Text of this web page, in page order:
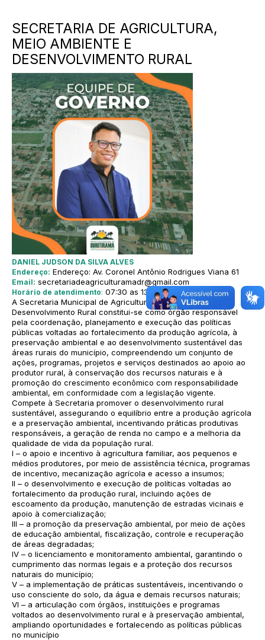
SECRETARIA DE AGRICULTURA,
MEIO AMBIENTE E
DESENVOLVIMENTO RURAL
DANIEL JUDSON DA SILVA ALVES
Endereço: Endereço: Av. Coronel Antônio Rodrigues Viana 61
Email: secretariadeagriculturamadr@gmail.com
Horário de atendimento: 07:30 as 13:30
A Secretaria Municipal de Agricultura, Meio Ambiente e
Desenvolvimento Rural constitui-se como órgão responsável
pela coordenação, planejamento e execução das políticas
públicas voltadas ao fortalecimento da produção agrícola, à
preservação ambiental e ao desenvolvimento sustentável das
áreas rurais do município, compreendendo um conjunto de
ações, programas, projetos e serviços destinados ao apoio ao
produtor rural, à conservação dos recursos naturais e à
promoção do crescimento econômico com responsabilidade
ambiental, em conformidade com a legislação vigente.
Compete à Secretaria promover o desenvolvimento rural
sustentável, assegurando o equilíbrio entre a produção agrícola
e a preservação ambiental, incentivando práticas produtivas
responsáveis, a geração de renda no campo e a melhoria da
qualidade de vida da população rural.
I – o apoio e incentivo à agricultura familiar, aos pequenos e
médios produtores, por meio de assistência técnica, programas
de incentivo, mecanização agrícola e acesso a insumos;
II – o desenvolvimento e execução de políticas voltadas ao
fortalecimento da produção rural, incluindo ações de
escoamento da produção, manutenção de estradas vicinais e
apoio à comercialização;
III – a promoção da preservação ambiental, por meio de ações
de educação ambiental, fiscalização, controle e recuperação
de áreas degradadas;
IV – o licenciamento e monitoramento ambiental, garantindo o
cumprimento das normas legais e a proteção dos recursos
naturais do município;
V – a implementação de práticas sustentáveis, incentivando o
uso consciente do solo, da água e demais recursos naturais;
VI – a articulação com órgãos, instituições e programas
voltados ao desenvolvimento rural e à preservação ambiental,
ampliando oportunidades e fortalecendo as políticas públicas
no município